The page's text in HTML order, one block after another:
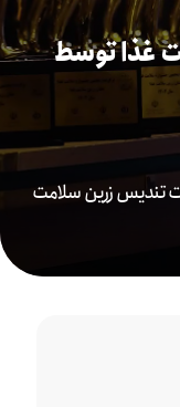
غذا توسط
تندیس زرین سلامت